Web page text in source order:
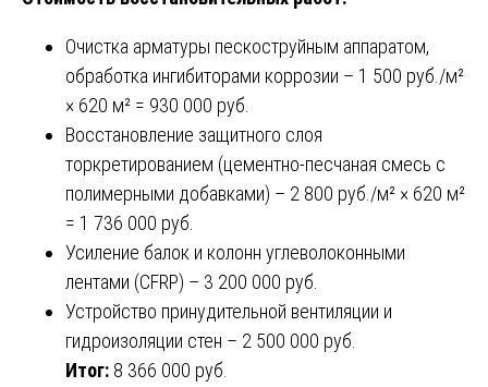
Очистка арматуры пескоструйным аппаратом,
обработка ингибиторами коррозии – 1 500 руб./м²
× 620 м² = 930 000 руб.
Восстановление защитного слоя
торкретированием (цементно-песчаная смесь с
полимерными добавками) – 2 800 руб./м² × 620 м²
= 1 736 000 руб.
Усиление балок и колонн углеволоконными
лентами (CFRP) – 3 200 000 руб.
Устройство принудительной вентиляции и
гидроизоляции стен – 2 500 000 руб.
Итог: 8 366 000 руб.